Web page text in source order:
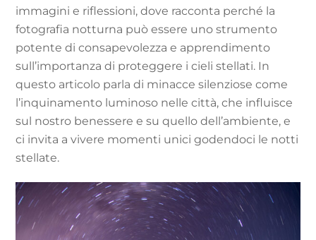
immagini e riflessioni, dove racconta perché la
fotografia notturna può essere uno strumento
potente di consapevolezza e apprendimento
sull’importanza di proteggere i cieli stellati. In
questo articolo parla di minacce silenziose come
l’inquinamento luminoso nelle città, che influisce
sul nostro benessere e su quello dell’ambiente, e
ci invita a vivere momenti unici godendoci le notti
stellate.